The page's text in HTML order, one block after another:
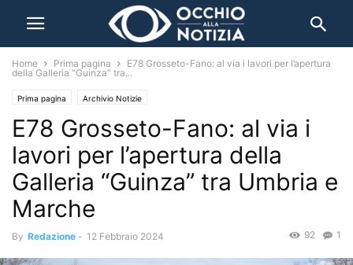
Home Prima pagina
E78 Grosseto-Fano: al via i lavori per l’apertura
della Galleria “Guinza” tra...
Prima pagina Archivio Notizie
E78 Grosseto-Fano: al via i
lavori per l’apertura della
Galleria “Guinza” tra Umbria e
Marche
By Redazione - 12 Febbraio 2024 1
92